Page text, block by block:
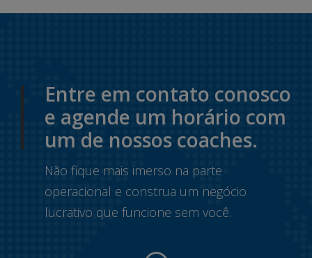
Entre em contato conosco
e agende um horário com
um de nossos coaches.
Não fique mais imerso na parte
operacional e construa um negócio
lucrativo que funcione sem você.